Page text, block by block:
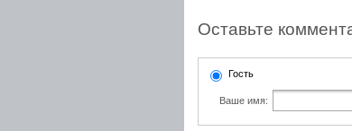
Оставьте
Гость
Ваше имя: